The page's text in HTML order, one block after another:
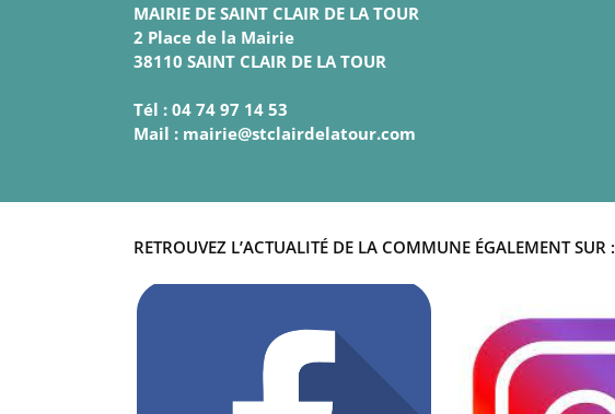
MAIRIE DE SAINT CLAIR DE LA TOUR
2 Place de la Mairie
38110 SAINT CLAIR DE LA TOUR
Tél : 04 74 97 14 53
Mail : mairie@stclairdelatour.com
RETROUVEZ L’ACTUALITÉ DE LA COMMUNE ÉGALEMENT SUR :